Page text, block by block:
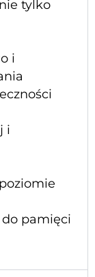
tylko
i
i
do pamięci